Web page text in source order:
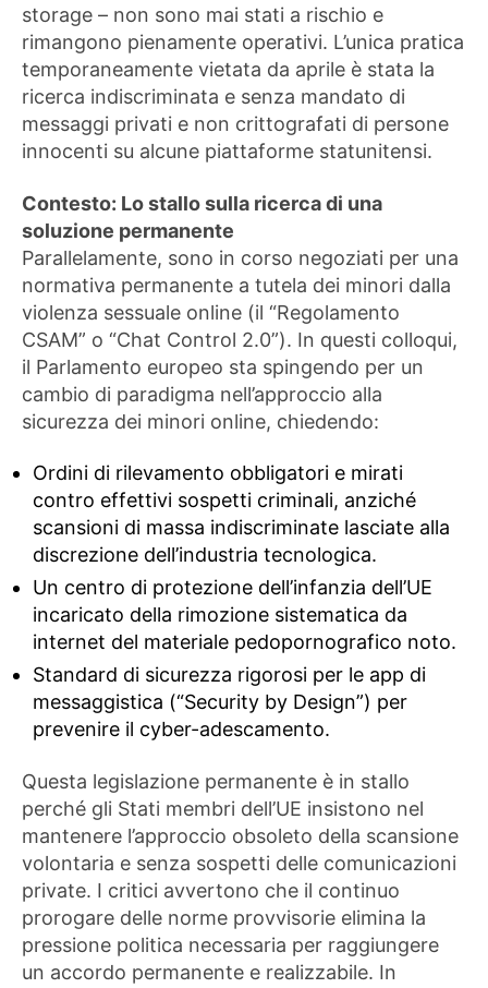
storage – non sono mai stati a rischio e
rimangono pienamente operativi. L’unica pratica
temporaneamente vietata da aprile è stata la
ricerca indiscriminata e senza mandato di
messaggi privati ​​e non crittografati di persone
innocenti su alcune piattaforme statunitensi.
Contesto: Lo stallo sulla ricerca di una
soluzione permanente
Parallelamente, sono in corso negoziati per una
normativa permanente a tutela dei minori dalla
violenza sessuale online (il “Regolamento
CSAM” o “Chat Control 2.0”). In questi colloqui,
il Parlamento europeo sta spingendo per un
cambio di paradigma nell’approccio alla
sicurezza dei minori online, chiedendo:
Ordini di rilevamento obbligatori e mirati
contro effettivi sospetti criminali, anziché
scansioni di massa indiscriminate lasciate alla
discrezione dell’industria tecnologica.
Un centro di protezione dell’infanzia dell’UE
incaricato della rimozione sistematica da
internet del materiale pedopornografico noto.
Standard di sicurezza rigorosi per le app di
messaggistica (“Security by Design”) per
prevenire il cyber-adescamento.
Questa legislazione permanente è in stallo
perché gli Stati membri dell’UE insistono nel
mantenere l’approccio obsoleto della scansione
volontaria e senza sospetti delle comunicazioni
private. I critici avvertono che il continuo
prorogare delle norme provvisorie elimina la
pressione politica necessaria per raggiungere
un accordo permanente e realizzabile. In